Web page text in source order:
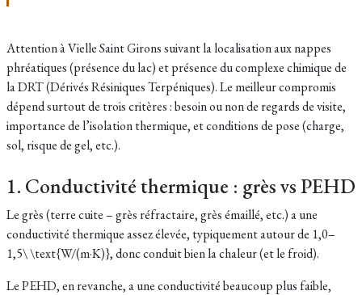
Attention à Vielle Saint Girons suivant la localisation aux nappes
phréatiques (présence du lac) et présence du complexe chimique de
la DRT (Dérivés Résiniques Terpéniques). Le meilleur compromis
dépend surtout de trois critères : besoin ou non de regards de visite,
importance de l’isolation thermique, et conditions de pose (charge,
sol, risque de gel, etc.).
1. Conductivité thermique : grès vs PEHD
Le grès (terre cuite – grès réfractaire, grès émaillé, etc.) a une
conductivité thermique assez élevée, typiquement autour de 1,0–
1,5\ \text{W/(m·K)}, donc conduit bien la chaleur (et le froid).
Le PEHD, en revanche, a une conductivité beaucoup plus faible,